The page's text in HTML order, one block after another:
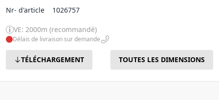
Nr- d'article 1026757
VE: 2000m (recommandé)
Délais de livraison sur demande
TÉLÉCHARGEMENT TOUTES LES DIMENSIONS